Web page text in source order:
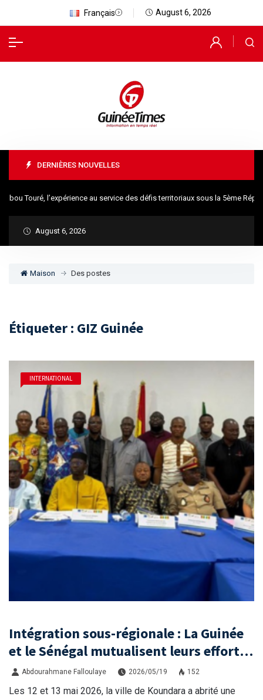
Français August 6, 2026
DERNIÈRES NOUVELLES
Touré, l’expérience au service des défis territoriaux sous la 5ème
August 6, 2026
Maison Des postes
Étiqueter : GIZ Guinée
INTERNATIONAL
Intégration sous-régionale : La Guinée
et le Sénégal mutualisent leurs efforts
à Koundara via le programme RéZo
Abdourahmane Falloulaye 2026/05/19 152
Les 12 et 13 mai 2026, la ville de Koundara a abrité une